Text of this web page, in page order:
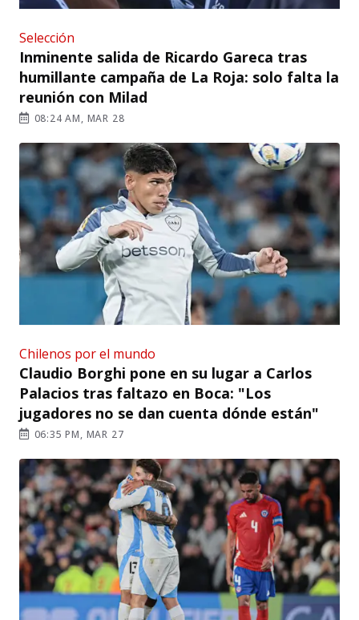
Selección
Inminente salida de Ricardo Gareca tras
humillante campaña de La Roja: solo falta la
reunión con Milad
08:24 AM, MAR 28
Chilenos por el mundo
Claudio Borghi pone en su lugar a Carlos
Palacios tras faltazo en Boca: "Los
jugadores no se dan cuenta dónde están"
06:35 PM, MAR 27